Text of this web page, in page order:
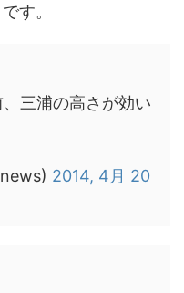
す。
三浦の高さが効い
2014, 4月 20